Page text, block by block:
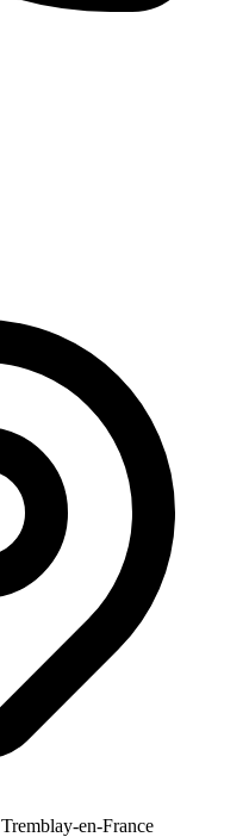
Tremblay-en-France